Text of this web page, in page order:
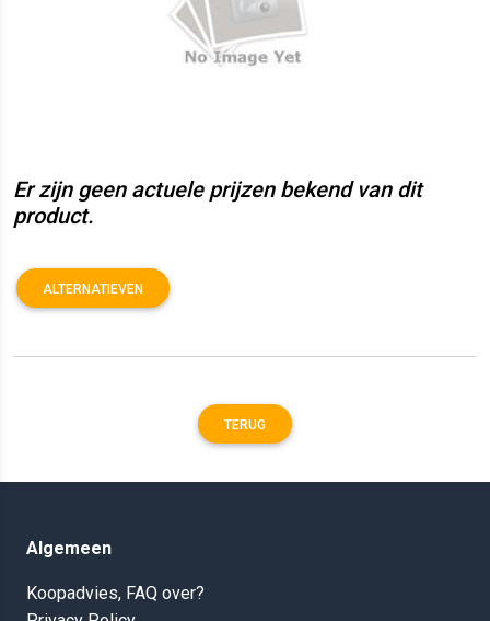
Er zijn geen actuele prijzen bekend van dit
product.
ALTERNATIEVEN
TERUG
Algemeen
Koopadvies, FAQ over?